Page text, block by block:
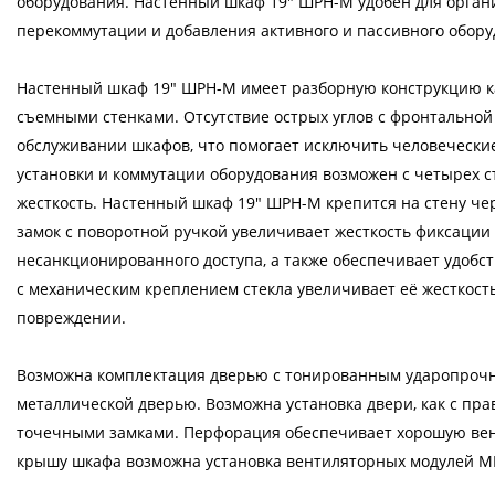
перекоммутации и добавления активного и пассивного
Настенный шкаф 19" ШРН-М имеет разборную конструкцию
съемными стенками. Отсутствие острых углов с
обслуживании шкафов, что помогает исключить
установки и коммутации оборудования возможен с
жесткость. Настенный шкаф 19" ШРН-М крепится на стену
замок с поворотной ручкой увеличивает жесткость
несанкционированного доступа, а также обеспечивает
с механическим креплением стекла увеличивает её
повреждении.
Возможна комплектация дверью с тонированным
металлической дверью. Возможна установка двери, как с
точечными замками. Перфорация обеспечивает хорошую
крышу шкафа возможна установка вентиляторных модулей